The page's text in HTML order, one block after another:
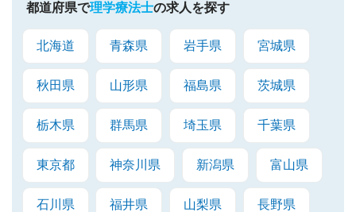
都道府県で理学療法士の求人を探す
北海道 青森県 岩手県 宮城県
秋田県 山形県 福島県 茨城県
栃木県 群馬県 埼玉県 千葉県
東京都 神奈川県 新潟県 富山県
石川県 福井県 山梨県 長野県